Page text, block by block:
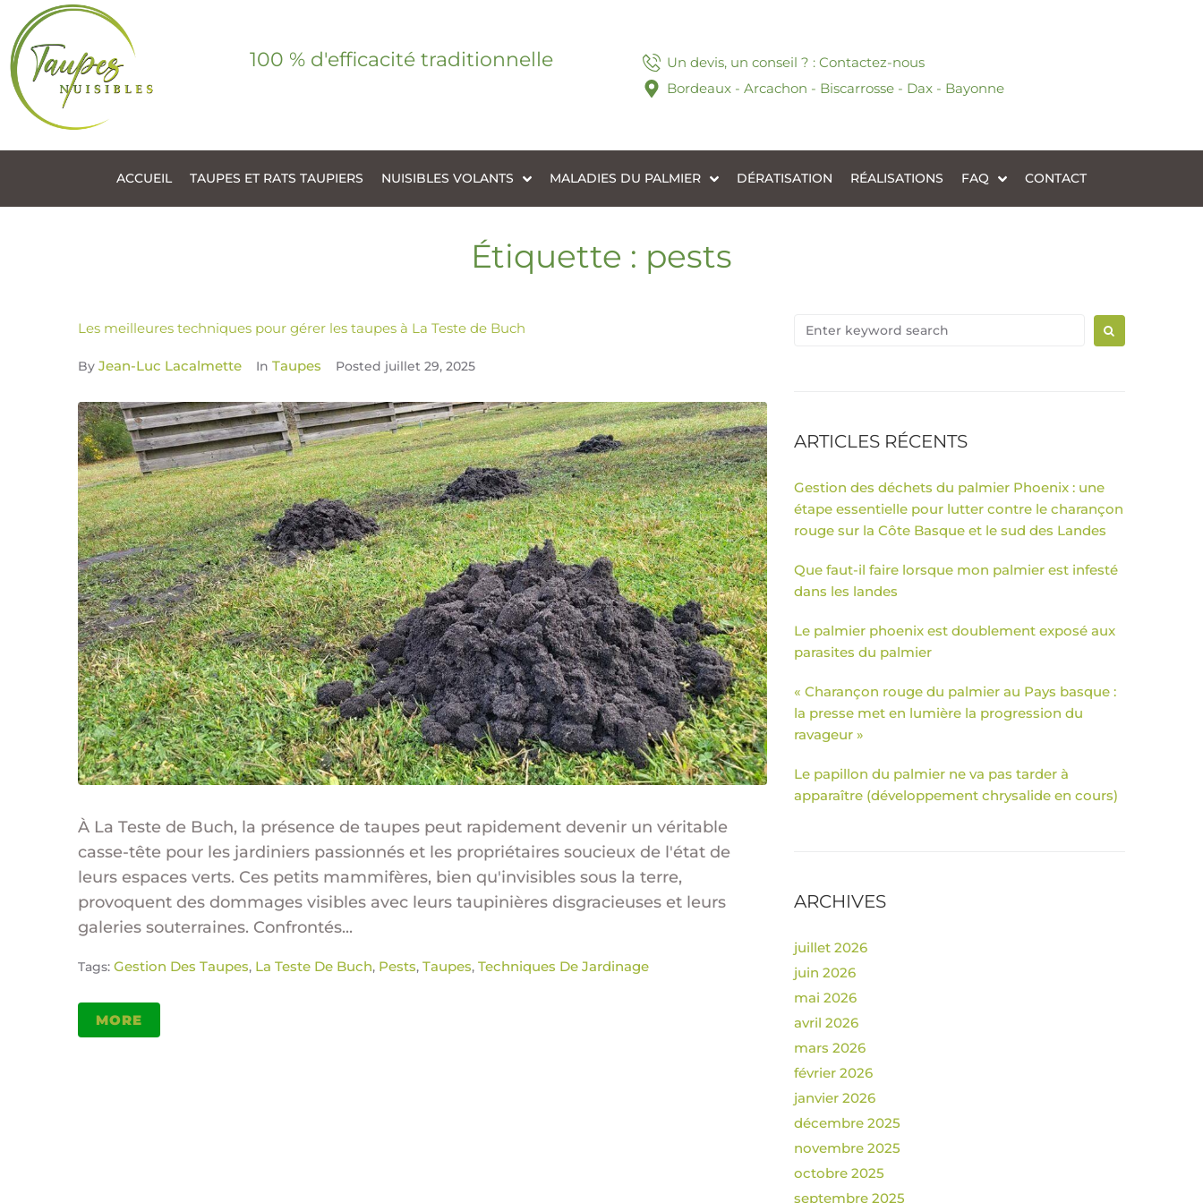
100 % d'efficacité traditionnelle
Un devis, un conseil ? : Contactez-nous
Bordeaux - Arcachon - Biscarrosse - Dax - Bayonne
ACCUEIL TAUPES ET RATS TAUPIERS NUISIBLES VOLANTS MALADIES DU PALMIER DÉRATISATION RÉALISATIONS FAQ CONTACT
Étiquette : pests
Les meilleures techniques pour gérer les taupes à La Teste de Buch
By Jean-Luc Lacalmette In Taupes Posted juillet 29, 2025
À La Teste de Buch, la présence de taupes peut rapidement devenir un véritable
casse-tête pour les jardiniers passionnés et les propriétaires soucieux de l'état de
leurs espaces verts. Ces petits mammifères, bien qu'invisibles sous la terre,
provoquent des dommages visibles avec leurs taupinières disgracieuses et leurs
galeries souterraines. Confrontés...
Tags: Gestion Des Taupes, La Teste De Buch, Pests, Taupes, Techniques De Jardinage
MORE
ARTICLES RÉCENTS
Gestion des déchets du palmier Phoenix : une
étape essentielle pour lutter contre le charançon
rouge sur la Côte Basque et le sud des Landes
Que faut-il faire lorsque mon palmier est infesté
dans les landes
Le palmier phoenix est doublement exposé aux
parasites du palmier
« Charançon rouge du palmier au Pays basque :
la presse met en lumière la progression du
ravageur »
Le papillon du palmier ne va pas tarder à
apparaître (développement chrysalide en cours)
ARCHIVES
juillet 2026
juin 2026
mai 2026
avril 2026
mars 2026
février 2026
janvier 2026
décembre 2025
novembre 2025
octobre 2025
septembre 2025